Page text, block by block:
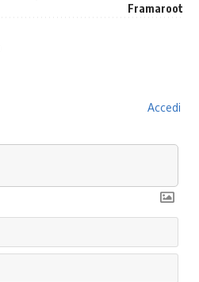
Framaroot
Accedi